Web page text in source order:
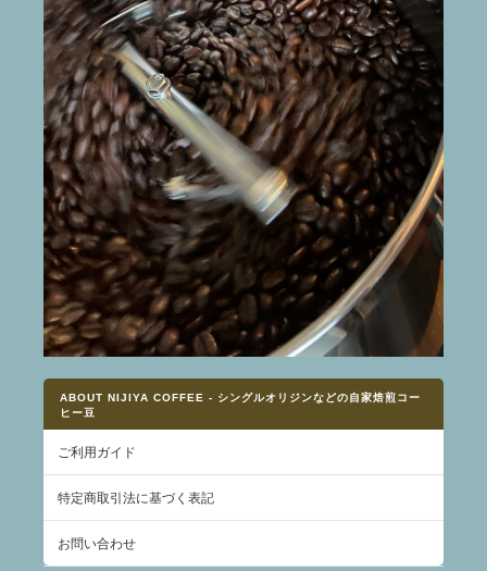
ABOUT NIJIYA COFFEE - シングルオリジンなどの自家焙煎コー
ヒー豆
ご利用ガイド
特定商取引法に基づく表記
お問い合わせ